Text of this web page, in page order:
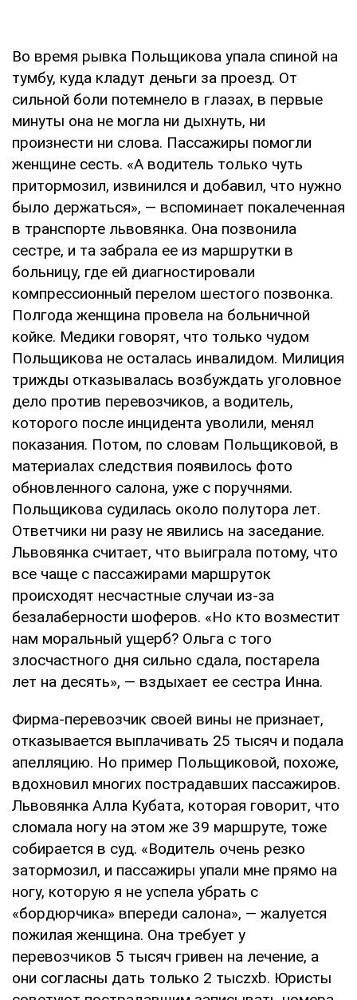
Во время рывка Польщикова упала спиной на
тумбу, куда кладут деньги за проезд. От
сильной боли потемнело в глазах, в первые
минуты она не могла ни дыхнуть, ни
произнести ни слова. Пассажиры помогли
женщине сесть. «А водитель только чуть
притормозил, извинился и добавил, что нужно
было держаться», — вспоминает покалеченная
в транспорте львовянка. Она позвонила
сестре, и та забрала ее из маршрутки в
больницу, где ей диагностировали
компрессионный перелом шестого позвонка.
Полгода женщина провела на больничной
койке. Медики говорят, что только чудом
Польщикова не осталась инвалидом. Милиция
трижды отказывалась возбуждать уголовное
дело против перевозчиков, а водитель,
которого после инцидента уволили, менял
показания. Потом, по словам Польщиковой, в
материалах следствия появилось фото
обновленного салона, уже с поручнями.
Польщикова судилась около полутора лет.
Ответчики ни разу не явились на заседание.
Львовянка считает, что выиграла потому, что
все чаще с пассажирами маршруток
происходят несчастные случаи из-за
безалаберности шоферов. «Но кто возместит
нам моральный ущерб? Ольга с того
злосчастного дня сильно сдала, постарела
лет на десять», — вздыхает ее сестра Инна.
Фирма-перевозчик своей вины не признает,
отказывается выплачивать 25 тысяч и подала
апелляцию. Но пример Польщиковой, похоже,
вдохновил многих пострадавших пассажиров.
Львовянка Алла Кубата, которая говорит, что
сломала ногу на этом же 39 маршруте, тоже
собирается в суд. «Водитель очень резко
затормозил, и пассажиры упали мне прямо на
ногу, которую я не успела убрать с
«бордюрчика» впереди салона», — жалуется
пожилая женщина. Она требует у
перевозчиков 5 тысяч гривен на лечение, а
они согласны дать только 2 тысzxb. Юристы